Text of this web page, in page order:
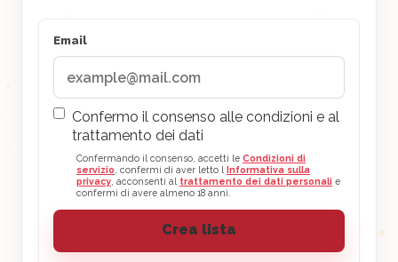
Email
Confermo il consenso alle condizioni e al
trattamento dei dati
Confermando il consenso, accetti le Condizioni di
servizio , confermi di aver letto l Informativa sulla
privacy , acconsenti al trattamento dei dati personali e
confermi di avere almeno 18 anni.
Crea lista